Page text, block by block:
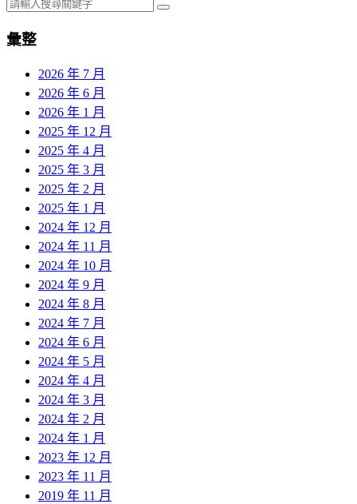
彙整
2026 年 7 月
2026 年 6 月
2026 年 1 月
2025 年 12 月
2025 年 4 月
2025 年 3 月
2025 年 2 月
2025 年 1 月
2024 年 12 月
2024 年 11 月
2024 年 10 月
2024 年 9 月
2024 年 8 月
2024 年 7 月
2024 年 6 月
2024 年 5 月
2024 年 4 月
2024 年 3 月
2024 年 2 月
2024 年 1 月
2023 年 12 月
2023 年 11 月
2019 年 11 月